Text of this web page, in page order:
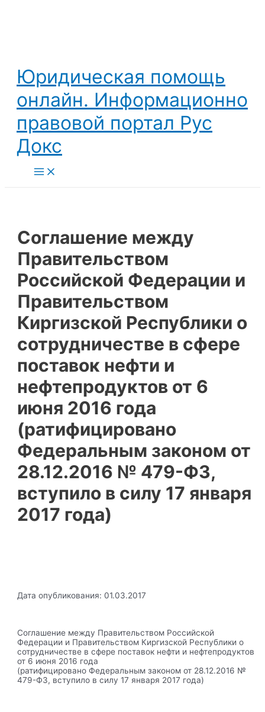
Юридическая помощь
онлайн. Информационно
правовой портал Рус
Докс
Main
Menu
Соглашение между
Правительством
Российской Федерации и
Правительством
Киргизской Республики о
сотрудничестве в сфере
поставок нефти и
нефтепродуктов от 6
июня 2016 года
(ратифицировано
Федеральным законом от
28.12.2016 № 479-ФЗ,
вступило в силу 17 января
2017 года)
Дата опубликования: 01.03.2017
Соглашение между Правительством Российской
Федерации и Правительством Киргизской Республики о
сотрудничестве в сфере поставок нефти и нефтепродуктов
от 6 июня 2016 года
(ратифицировано Федеральным законом от 28.12.2016 №
479-ФЗ, вступило в силу 17 января 2017 года)